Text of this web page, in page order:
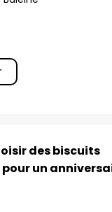
des biscuits
un